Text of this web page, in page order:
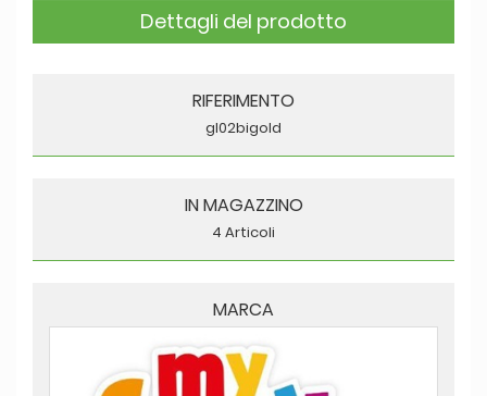
Dettagli del prodotto
RIFERIMENTO
gl02bigold
IN MAGAZZINO
4 Articoli
MARCA